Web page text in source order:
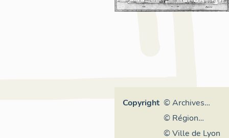
Copyright © Archives
municipales de
Lyon
© Région
Rhône-Alpes,
© Ville de Lyon